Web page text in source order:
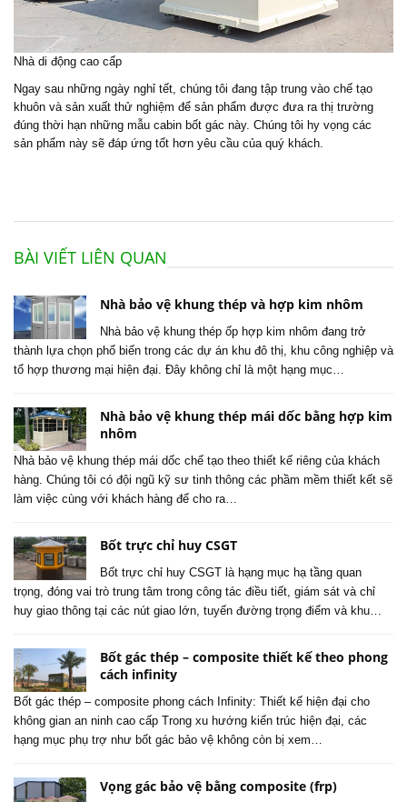
Nhà di động cao cấp
Ngay sau những ngày nghỉ tết, chúng tôi đang tập trung vào chế tạo
khuôn và sản xuất thử nghiệm để sản phẩm được đưa ra thị trường
đúng thời hạn những mẫu cabin bốt gác này. Chúng tôi hy vọng các
sản phẩm này sẽ đáp ứng tốt hơn yêu cầu của quý khách.
BÀI VIẾT LIÊN QUAN
Nhà bảo vệ khung thép và hợp kim nhôm
Nhà bảo vệ khung thép ốp hợp kim nhôm đang trở
thành lựa chọn phổ biến trong các dự án khu đô thị, khu công nghiệp và
tổ hợp thương mại hiện đại. Đây không chỉ là một hạng mục…
Nhà bảo vệ khung thép mái dốc bằng hợp kim
nhôm
Nhà bảo vệ khung thép mái dốc chế tạo theo thiết kế riêng của khách
hàng. Chúng tôi có đội ngũ kỹ sư tinh thông các phầm mềm thiết kết sẽ
làm việc cùng với khách hàng để cho ra…
Bốt trực chỉ huy CSGT
Bốt trực chỉ huy CSGT là hạng mục hạ tầng quan
trọng, đóng vai trò trung tâm trong công tác điều tiết, giám sát và chỉ
huy giao thông tại các nút giao lớn, tuyến đường trọng điểm và khu…
Bốt gác thép – composite thiết kế theo phong
cách infinity
Bốt gác thép – composite phong cách Infinity: Thiết kế hiện đại cho
không gian an ninh cao cấp Trong xu hướng kiến trúc hiện đại, các
hạng mục phụ trợ như bốt gác bảo vệ không còn bị xem…
Vọng gác bảo vệ bằng composite (frp)